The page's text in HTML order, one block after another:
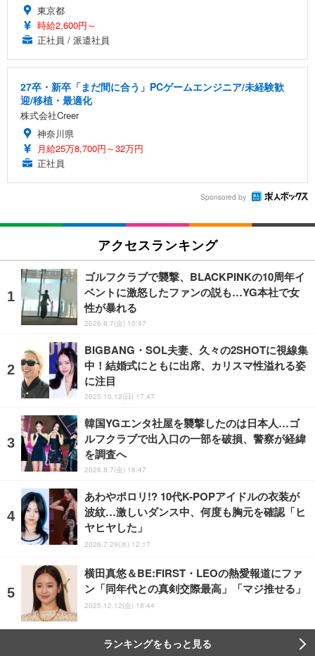
東京都
時給2,600円～
正社員 / 派遣社員
27卒・新卒「まだ間に合う」PCゲームエンジニア/未経験歓
迎/移植・最適化
株式会社Creer
神奈川県
月給25万8,700円～32万円
正社員
Sponsored by
アクセスランキング
ゴルフクラブで襲撃、BLACKPINKの10周年イ
ベントに激怒したファンの説も…YG本社で女
性が暴れる
2026.8.7(金) 10:47
BIGBANG・SOL夫妻、久々の2SHOTに視線集
中！結婚式にともに出席、カリスマ性溢れる姿
に注目
2025.10.12(日) 17:47
韓国YGエンタ社屋を襲撃したのは日本人…ゴ
ルフクラブで出入口の一部を破損、警察が経緯
を調査へ
2026.8.7(金) 18:47
あわやポロリ!? 10代K-POPアイドルの衣装が
波紋…激しいダンス中、何度も胸元を確認「ヒ
ヤヒヤした」
2026.7.29(水) 12:17
横田真悠＆BE:FIRST・LEOの熱愛報道にファ
ン「同年代との真剣交際最高」「マジ推せる」
2025.12.12(金) 18:44
ランキングをもっと見る